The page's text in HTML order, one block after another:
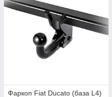
Фаркоп Fiat Ducato (база L4)